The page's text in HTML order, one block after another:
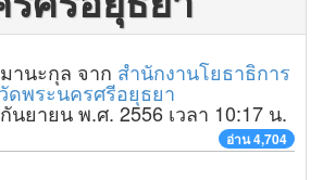
านะกุล จาก สำนักงานโยธาธิการ
ดพระนครศรีอยุธยา
นยายน พ.ศ. 2556 เวลา 10:17 น.
อ่าน 4,704